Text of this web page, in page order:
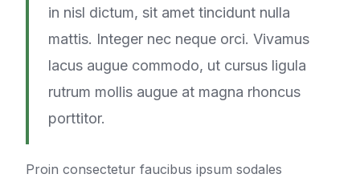
in nisl dictum, sit amet tincidunt nulla
mattis. Integer nec neque orci. Vivamus
lacus augue commodo, ut cursus ligula
rutrum mollis augue at magna rhoncus
porttitor.
Proin consectetur faucibus ipsum sodales